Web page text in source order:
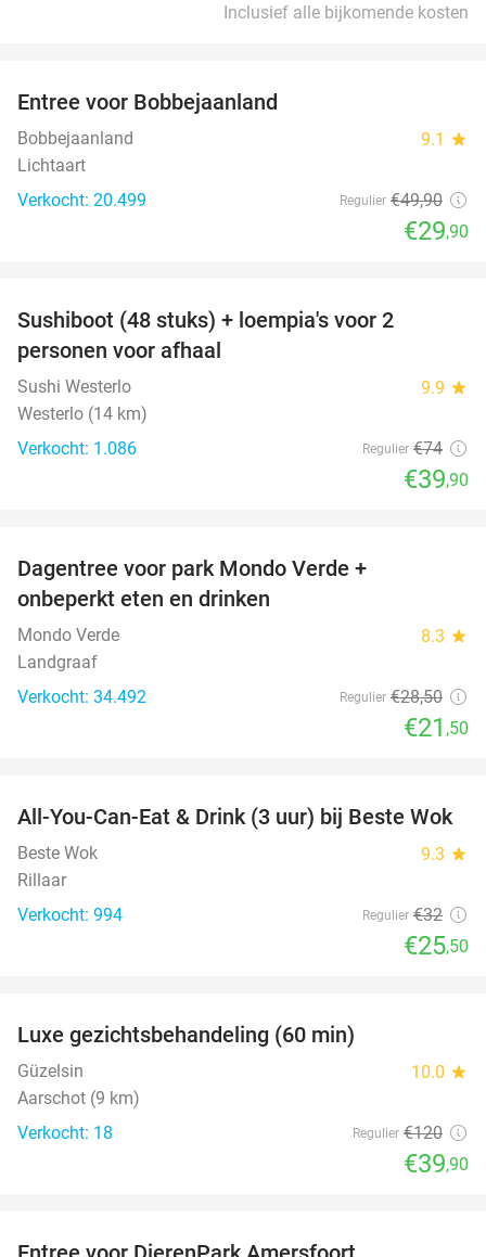
Inclusief alle bijkomende kosten
Entree voor Bobbejaanland
Bobbejaanland 9.1 star
Lichtaart
Verkocht: 20.499
Regulier €49,90
€29,90
Sushiboot (48 stuks) + loempia's voor 2
personen voor afhaal
Sushi Westerlo 9.9 star
Westerlo (14 km)
Verkocht: 1.086
Regulier €74
€39,90
Dagentree voor park Mondo Verde +
onbeperkt eten en drinken
Mondo Verde 8.3 star
Landgraaf
Verkocht: 34.492
Regulier €28,50
€21 ,50
20%
All-You-Can-Eat & Drink (3 uur) bij Beste Wok
Beste Wok 9.3 star
Rillaar
Verkocht: 994
Regulier €32
€25,50
Luxe gezichtsbehandeling (60 min)
Güzelsin 10.0 star
Aarschot (9 km)
Verkocht: 18
Regulier €120
€39,90